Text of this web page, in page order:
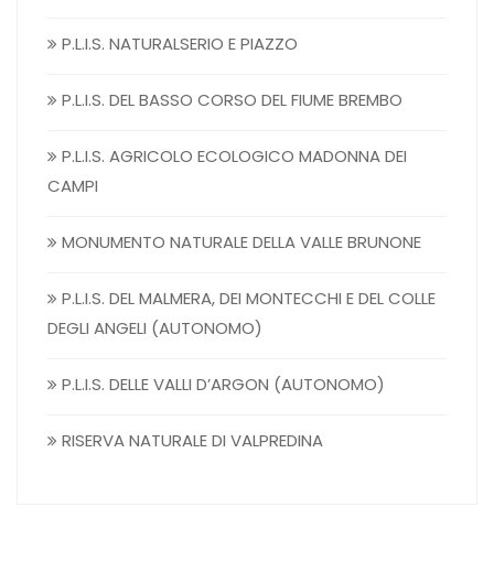
P.L.I.S. NATURALSERIO E PIAZZO
P.L.I.S. DEL BASSO CORSO DEL FIUME BREMBO
P.L.I.S. AGRICOLO ECOLOGICO MADONNA DEI
CAMPI
MONUMENTO NATURALE DELLA VALLE BRUNONE
P.L.I.S. DEL MALMERA, DEI MONTECCHI E DEL COLLE
DEGLI ANGELI (AUTONOMO)
P.L.I.S. DELLE VALLI D’ARGON (AUTONOMO)
RISERVA NATURALE DI VALPREDINA